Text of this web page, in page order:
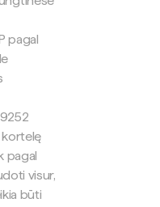
pagal
kortelę
pagal
visur,
būti